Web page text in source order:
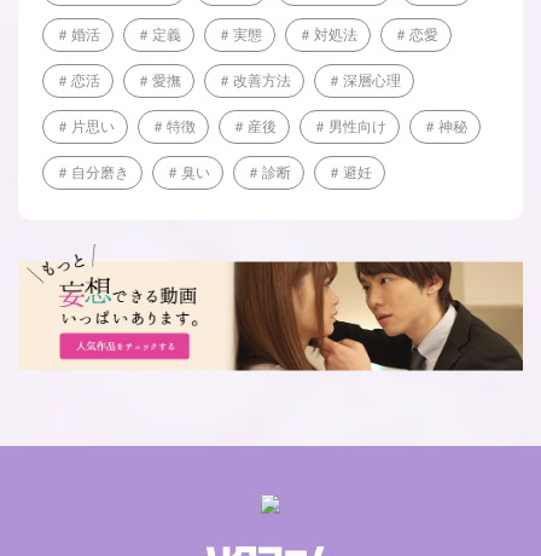
婚活 定義 実態 対処法 恋愛
恋活 愛撫 改善方法 深層心理
片思い 特徴 産後 男性向け 神秘
自分磨き 臭い 診断 避妊